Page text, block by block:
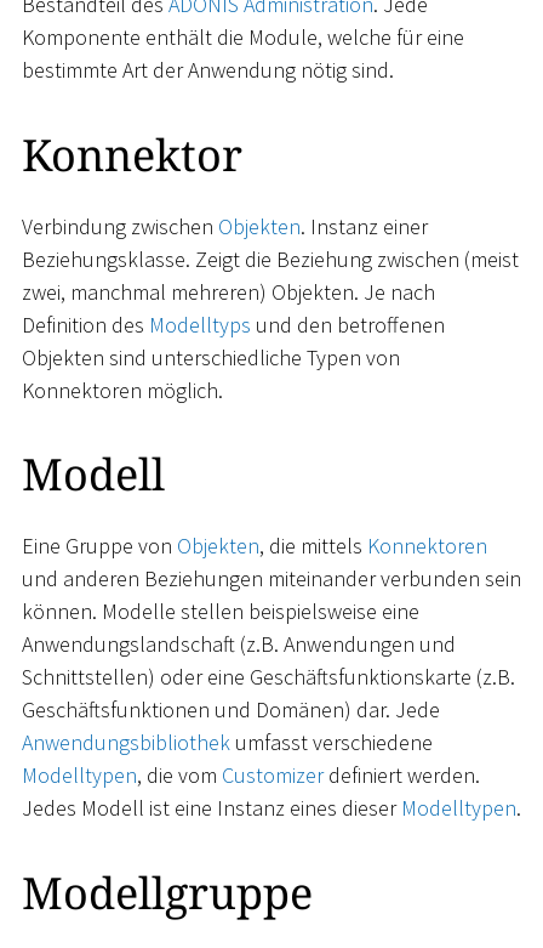
Komponente enthält die Module, welche für eine
bestimmte Art der Anwendung nötig sind.
Konnektor
Verbindung zwischen Objekten. Instanz einer
Beziehungsklasse. Zeigt die Beziehung zwischen (meist
zwei, manchmal mehreren) Objekten. Je nach
Definition des Modelltyps und den betroffenen
Objekten sind unterschiedliche Typen von
Konnektoren möglich.
Modell
Eine Gruppe von Objekten, die mittels Konnektoren
und anderen Beziehungen miteinander verbunden sein
können. Modelle stellen beispielsweise eine
Anwendungslandschaft (z.B. Anwendungen und
Schnittstellen) oder eine Geschäftsfunktionskarte (z.B.
Geschäftsfunktionen und Domänen) dar. Jede
Anwendungsbibliothek umfasst verschiedene
Modelltypen, die vom Customizerdefiniert werden.
Jedes Modell ist eine Instanz eines dieser Modelltypen.
Modellgruppe